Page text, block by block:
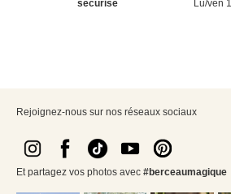
sécurisé
Lu/ven
Rejoignez-nous sur nos réseaux sociaux
Et partagez vos photos avec #berceaumagique